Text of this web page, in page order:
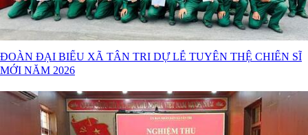
ĐOÀN ĐẠI BIỂU XÃ TÂN TRI DỰ LỄ TUYÊN THỆ CHIẾN SĨ
MỚI NĂM 2026